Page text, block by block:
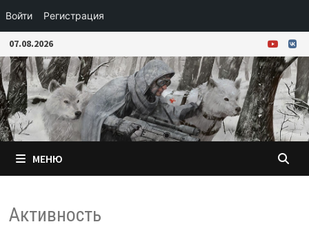
Войти Регистрация
Перейти
к
содержимому
07.08.2026
МЕНЮ
Активность